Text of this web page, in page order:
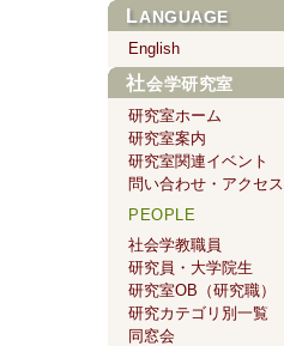
LANGUAGE
English
社会学研究室
研究室ホーム
研究室案内
研究室関連イベント
問い合わせ・アクセス
PEOPLE
社会学教職員
研究員・大学院生
研究室OB（研究職）
研究カテゴリ別一覧
同窓会